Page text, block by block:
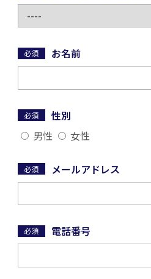
必須 お名前
必須
性別
男性
女性
必須 メールアドレス
必須 電話番号